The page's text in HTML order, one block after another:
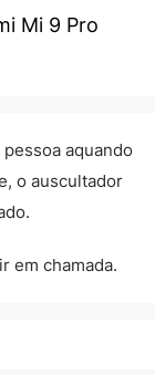
Mi 9 Pro
era:
aquando
o auscultador
em chamada.